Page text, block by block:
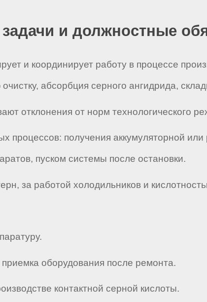
задачи и должностные
и координирует работу в процессе
абсорбция серного ангидрида,
отклонения от норм технологического
процессов: получения аккумуляторной
пуском системы после остановки.
за работой холодильников и
оборудования после ремонта.
контактной серной кислоты.